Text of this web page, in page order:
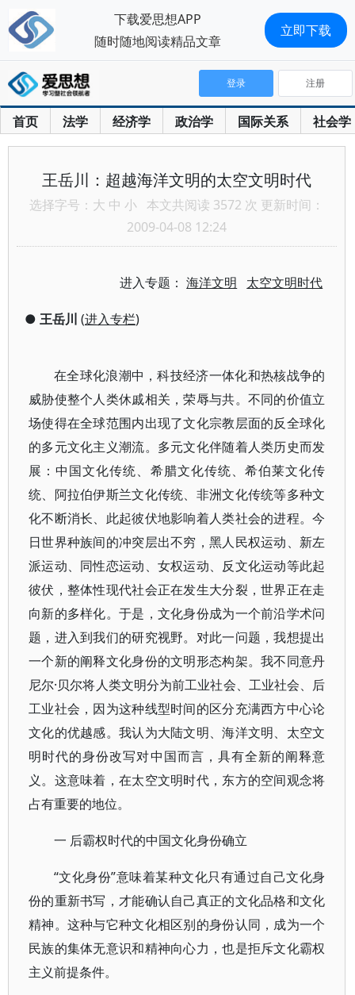
首页 法学 经济学 政治学 国际关系 社会学
登录 注册
王岳川：超越海洋文明的太空文明时代
选择字号： 大 中 小 本文共阅读 3572 次 更新时间：
2009-04-08 12:24
进入专题：海洋文明 太空文明时代
● 王岳川 (进入专栏)
在全球化浪潮中，科技经济一体化和热核战争的
威胁使整个人类休戚相关，荣辱与共。不同的价值立
场使得在全球范围内出现了文化宗教层面的反全球化
的多元文化主义潮流。多元文化伴随着人类历史而发
展：中国文化传统、希腊文化传统、希伯莱文化传
统、阿拉伯伊斯兰文化传统、非洲文化传统等多种文
化不断消长、此起彼伏地影响着人类社会的进程。今
日世界种族间的冲突层出不穷，黑人民权运动、新左
派运动、同性恋运动、女权运动、反文化运动等此起
彼伏，整体性现代社会正在发生大分裂，世界正在走
向新的多样化。于是，文化身份成为一个前沿学术问
题，进入到我们的研究视野。对此一问题，我想提出
一个新的阐释文化身份的文明形态构架。我不同意丹
尼尔·贝尔将人类文明分为前工业社会、工业社会、后
工业社会，因为这种线型时间的区分充满西方中心论
文化的优越感。我认为大陆文明、海洋文明、太空文
明时代的身份改写对中国而言，具有全新的阐释意
义。这意味着，在太空文明时代，东方的空间观念将
占有重要的地位。
一 后霸权时代的中国文化身份确立
“文化身份”意味着某种文化只有通过自己文化身
份的重新书写，才能确认自己真正的文化品格和文化
精神。这种与它种文化相区别的身份认同，成为一个
民族的集体无意识和精神向心力，也是拒斥文化霸权
主义前提条件。
下载爱思想APP
随时随地阅读精品文章
立即下载